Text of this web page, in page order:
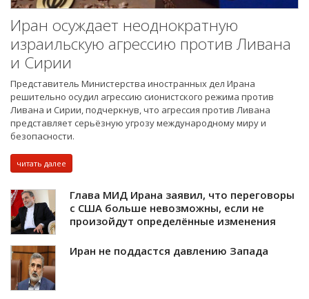
Иран осуждает неоднократную
израильскую агрессию против Ливана
и Сирии
Представитель Министерства иностранных дел Ирана
решительно осудил агрессию сионистского режима против
Ливана и Сирии, подчеркнув, что агрессия против Ливана
представляет серьёзную угрозу международному миру и
безопасности.
читать далее
Глава МИД Ирана заявил, что переговоры
с США больше невозможны, если не
произойдут определённые изменения
Иран не поддастся давлению Запада